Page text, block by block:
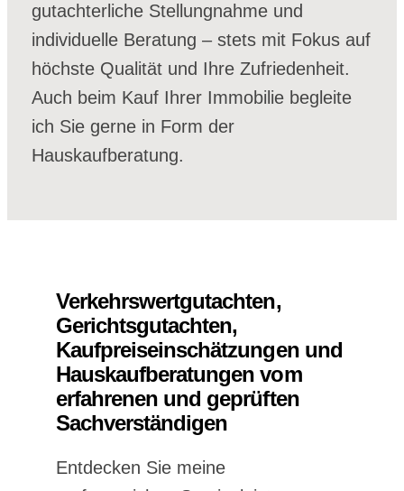
gutachterliche Stellungnahme und
individuelle Beratung – stets mit Fokus auf
höchste Qualität und Ihre Zufriedenheit.
Auch beim Kauf Ihrer Immobilie begleite
ich Sie gerne in Form der
Hauskaufberatung.
Verkehrswertgutachten,
Gerichtsgutachten,
Kaufpreiseinschätzungen und
Hauskaufberatungen vom
erfahrenen und geprüften
Sachverständigen
Entdecken Sie meine